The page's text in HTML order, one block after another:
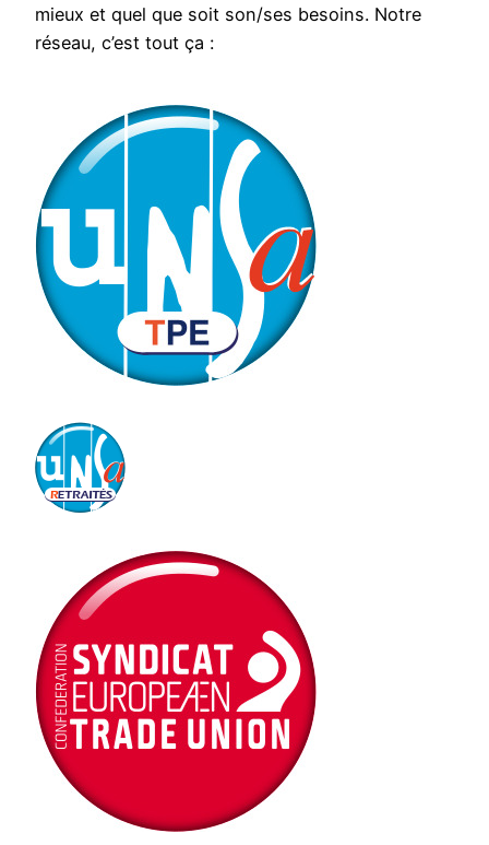
mieux et quel que soit son/ses besoins. Notre
réseau, c’est tout ça :